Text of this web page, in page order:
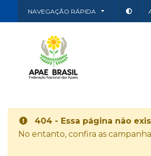
NAVEGAÇÃO RÁPIDA
404 - Essa página não
No entanto, confira as